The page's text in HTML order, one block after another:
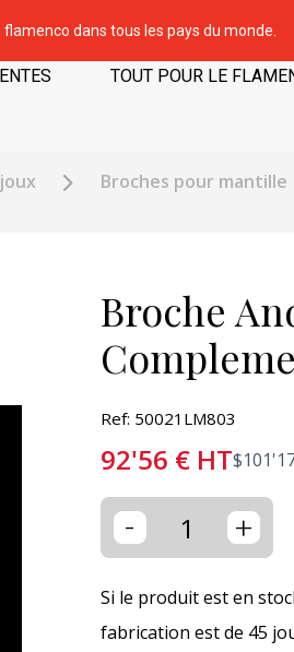
dans tous les pays du monde.
TOUT POUR LE
Broches pour mantille
Broche
Ref: 50021LM803
92'56 € HT$
- +
Si le produit est en
fabrication est de 45